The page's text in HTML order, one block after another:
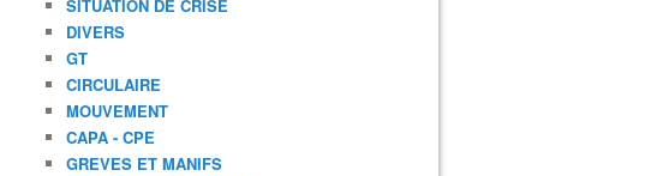
SITUATION DE CRISE
DIVERS
GT
CIRCULAIRE
MOUVEMENT
CAPA - CPE
GREVES ET MANIFS